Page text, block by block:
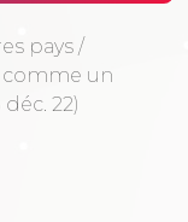
pays /
comme un
22)